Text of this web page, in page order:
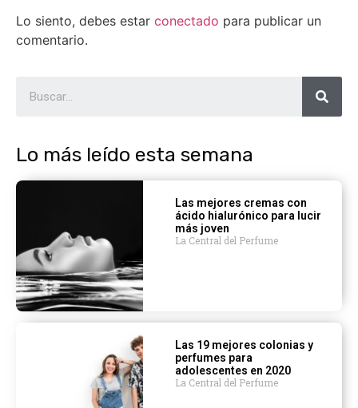
Lo siento, debes estar conectado para publicar un
comentario.
Lo más leído esta semana
Las mejores cremas con
ácido hialurónico para lucir
más joven
La Central del Perfume
Las 19 mejores colonias y
perfumes para
adolescentes en 2020
La Central del Perfume